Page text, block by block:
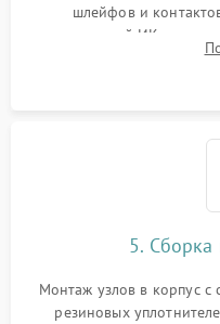
шлейфов и
неисправной ИК-
очистка плат и
5. Сборка
Монтаж узлов в корпус
резиновых